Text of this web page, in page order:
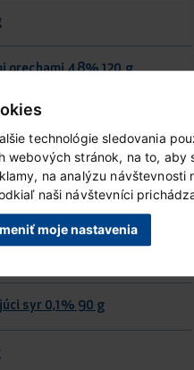
technológie sledovania
webových stránok, na to,
na analýzu návštevnosti
naši návštevníci
moje nastavenia
orechami 48% 120 g
200 g
100 g
100 g
syr 0,1% 90 g